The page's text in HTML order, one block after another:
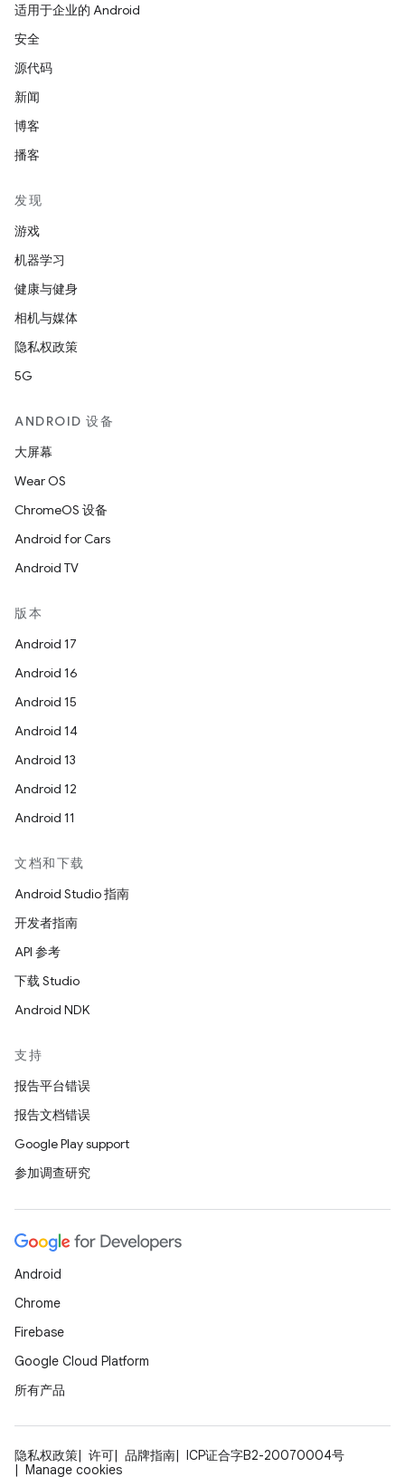
适用于企业的 Android
安全
源代码
新闻
博客
播客
发现
游戏
机器学习
健康与健身
相机与媒体
隐私权政策
5G
ANDROID 设备
大屏幕
Wear OS
ChromeOS 设备
Android for Cars
Android TV
版本
Android 17
Android 16
Android 15
Android 14
Android 13
Android 12
Android 11
文档和下载
Android Studio 指南
开发者指南
API 参考
下载 Studio
Android NDK
支持
报告平台错误
报告文档错误
Google Play support
参加调查研究
Android
Chrome
Firebase
Google Cloud Platform
所有产品
隐私权政策 许可 品牌指南
ICP证合字B2-20070004号
Manage cookies